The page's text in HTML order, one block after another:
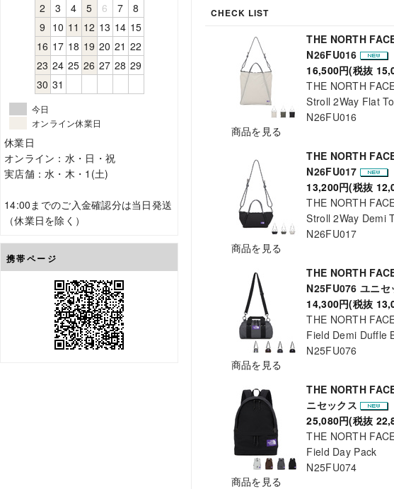
2
3 4 5 6 7
8
9 10 11 12 13 14 15
16 17 18 19 20 21 22
23 24 25 26 27 28 29
30 31
今日
オンライン休業日
休業日
オンライン：水・日・祝
実店舗：水・木・1(土)
14:00までのご入金確認分は当日発送
（休業日を除く）
携帯ページ
CHECK LIST
商品を見る
THE NORTH
N26FU016
16,500円(税抜
THE NORTH
Stroll 2Way Flat
N26FU016
商品を見る
THE NORTH
N26FU017
13,200円(税抜
THE NORTH
Stroll 2Way Demi
N26FU017
商品を見る
THE NORTH
N25FU076 ユニセ
14,300円(税抜
THE NORTH
Field Demi Duffle
N25FU076
商品を見る
THE NORTH
ニセックス
25,080円(税抜
THE NORTH
Field Day Pack
N25FU074